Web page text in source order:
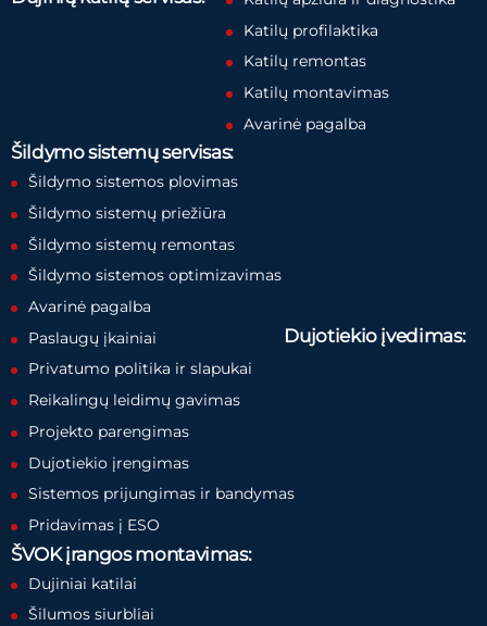
Katilų profilaktika
Katilų remontas
Katilų montavimas
Avarinė pagalba
Šildymo sistemų servisas:
Šildymo sistemos plovimas
Šildymo sistemų priežiūra
Šildymo sistemų remontas
Šildymo sistemos optimizavimas
Avarinė pagalba
Paslaugų įkainiai
Privatumo politika ir slapukai
Dujotiekio įvedimas:
Reikalingų leidimų gavimas
Projekto parengimas
Dujotiekio įrengimas
Sistemos prijungimas ir bandymas
Pridavimas į ESO
ŠVOK įrangos montavimas:
Dujiniai katilai
Šilumos siurbliai